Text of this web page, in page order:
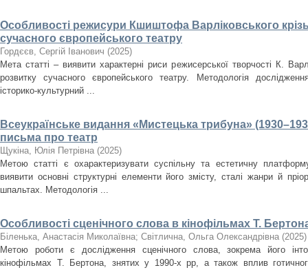
Особливості режисури Кшиштофа Варліковського
сучасного європейського театру
Гордєєв, Сергій Іванович (2025)
Мета статті – виявити характерні риси режисерської творчості К.
розвитку сучасного європейського театру. Методологія
історико-культурний ...
Всеукраїнське видання «Мистецька трибуна»
письма про театр
Щукіна, Юлія Петрівна (2025)
Метою статті є охарактеризувати суспільну та естетичну
виявити основні структурні елементи його змісту, сталі жанри й
шпальтах. Методологія ...
Особливості сценічного слова в кінофільмах Т.
Біленька, Анастасія Миколаївна; Світлична, Ольга Олександрівна (2025)
Метою роботи є дослідження сценічного слова, зокрема його
кінофільмах Т. Бертона, знятих у 1990-х рр, а також вплив